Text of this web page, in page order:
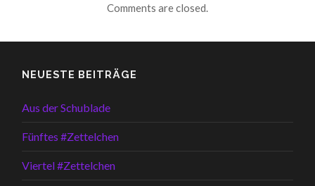
Comments are closed.
NEUESTE BEITRÄGE
Aus der Schublade
Fünftes #Zettelchen
Viertel #Zettelchen